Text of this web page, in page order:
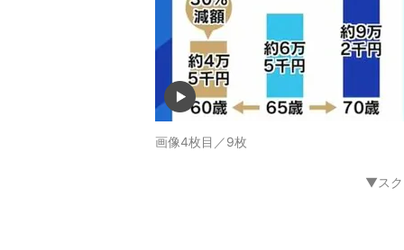
画像4枚目／9枚
▼スク